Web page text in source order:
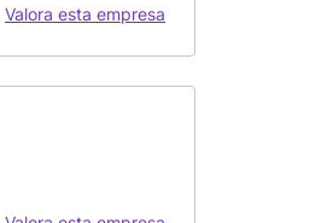
Valora esta empresa